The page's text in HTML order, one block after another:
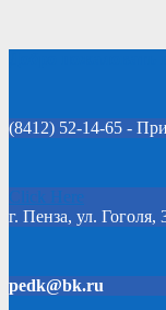
(8412) 52-14-65 -
Click Here
г. Пенза, ул. Гоголя,
pedk@bk.ru